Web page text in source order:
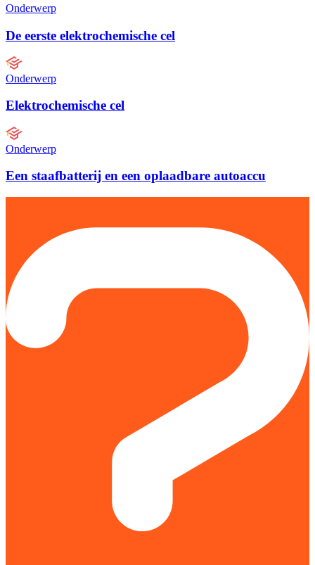
Onderwerp
De eerste elektrochemische cel
Onderwerp
Elektrochemische cel
Onderwerp
Een staafbatterij en een oplaadbare autoaccu